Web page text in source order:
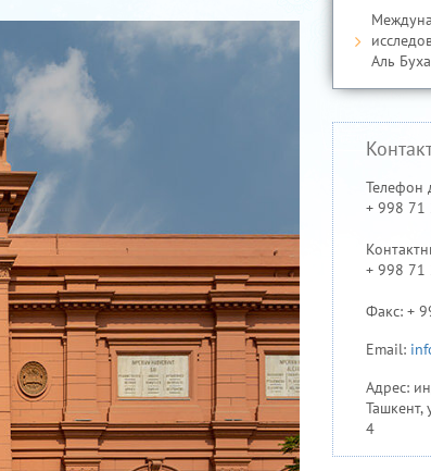
Аль
Телефон
+ 998 71
+ 998 71
Факс: +
Email:
Адрес:
Ташкент,
4